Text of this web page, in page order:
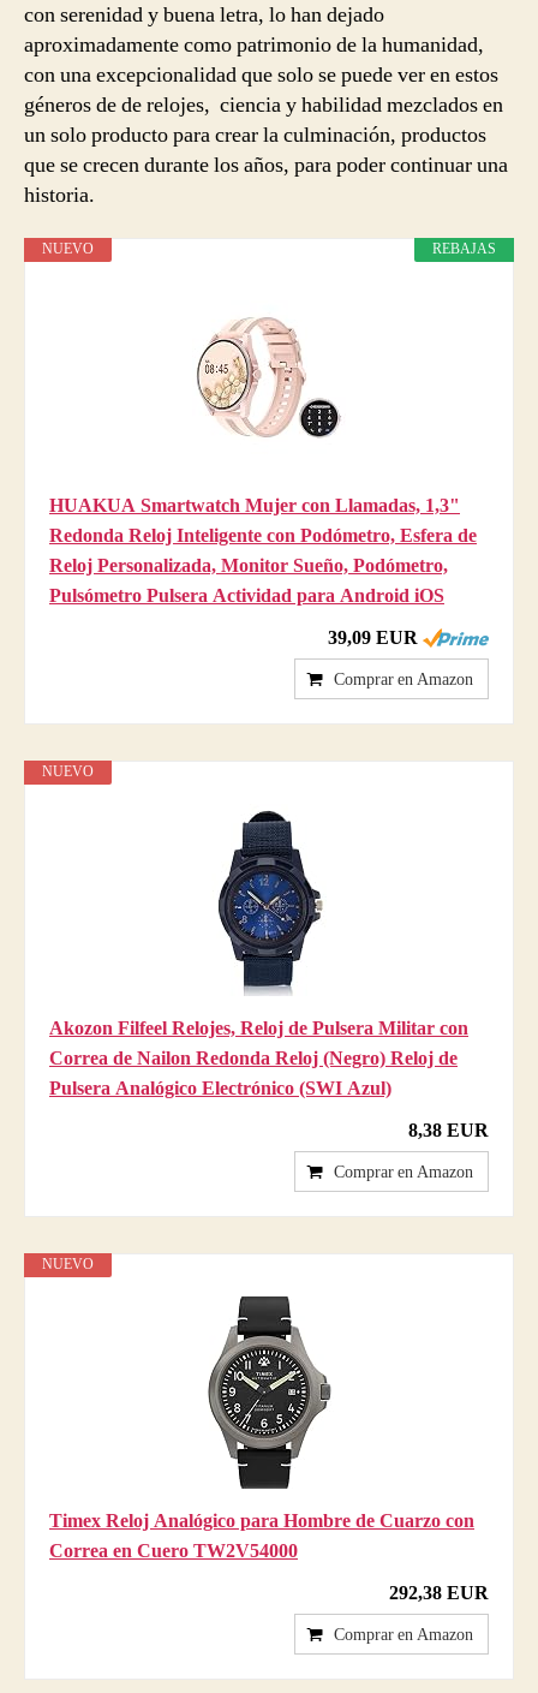
con serenidad y buena letra, lo han dejado
aproximadamente como patrimonio de la humanidad,
con una excepcionalidad que solo se puede ver en estos
géneros de de relojes, ciencia y habilidad mezclados en
un solo producto para crear la culminación, productos
que se crecen durante los años, para poder continuar una
historia.
REBAJAS
NUEVO
HUAKUA Smartwatch Mujer con Llamadas, 1,3"
Redonda Reloj Inteligente con Podómetro, Esfera de
Reloj Personalizada, Monitor Sueño, Podómetro,
Pulsómetro Pulsera Actividad para Android iOS
39,09 EUR
Comprar en Amazon
NUEVO
Akozon Filfeel Relojes, Reloj de Pulsera Militar con
Correa de Nailon Redonda Reloj (Negro) Reloj de
Pulsera Analógico Electrónico (SWI Azul)
8,38 EUR
Comprar en Amazon
NUEVO
Timex Reloj Analógico para Hombre de Cuarzo con
Correa en Cuero TW2V54000
292,38 EUR
Comprar en Amazon